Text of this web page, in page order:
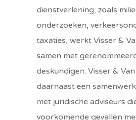
dienstverlening, zoals
onderzoeken,
taxaties, werkt Visser &
samen met
deskundigen. Visser &
daarnaast een
met juridische adviseurs
voorkomende gevallen